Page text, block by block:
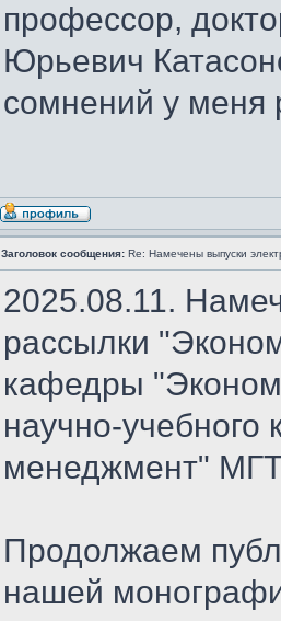
профессор,
Юрьевич
сомнений у меня
Заголовок сообщения: Re: Намечены выпуски
2025.08.11.
рассылки
кафедры
научно-
менеджмент"
Продолжаем
нашей